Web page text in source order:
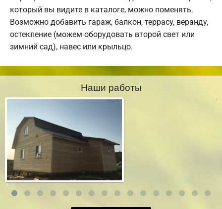
который вы видите в каталоге, можно поменять.
Возможно добавить гараж, балкон, террасу, веранду,
остекление (можем оборудовать второй свет или
зимний сад), навес или крыльцо.
Наши работы